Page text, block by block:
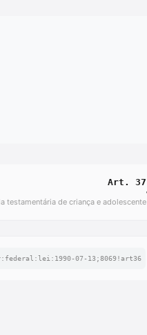
Art. 37
testamentária de criança e adolescente
07-13;8069!art36